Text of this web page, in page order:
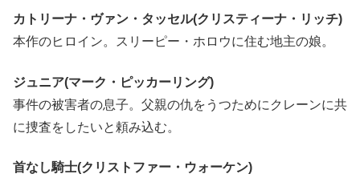
カトリーナ・ヴァン・タッセル(クリスティーナ・リッチ)
本作のヒロイン。スリーピー・ホロウに住む地主の娘。
ジュニア(マーク・ピッカーリング)
事件の被害者の息子。父親の仇をうつためにクレーンに共
に捜査をしたいと頼み込む。
首なし騎士(クリストファー・ウォーケン)